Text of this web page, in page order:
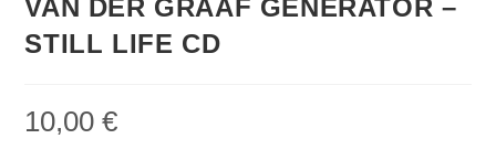
VAN DER GRAAF GENERATOR –
STILL LIFE CD
10,00€